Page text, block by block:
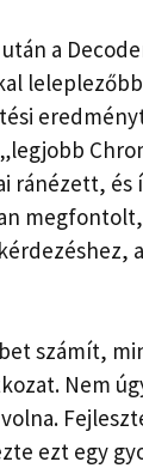
a
ránézett, és
számít,
Nem
ezt egy